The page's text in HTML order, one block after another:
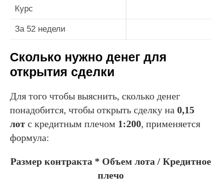
Курс
За 52 недели
Сколько нужно денег для
открытия сделки
Для того чтобы выяснить, сколько денег
понадобится, чтобы открыть сделку на 0,15
лот с кредитным плечом 1:200, применяется
формула:
Размер контракта * Объем лота / Кредитное
плечо